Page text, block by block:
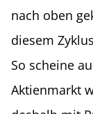
nach oben
diesem
So scheine
Aktienmarkt